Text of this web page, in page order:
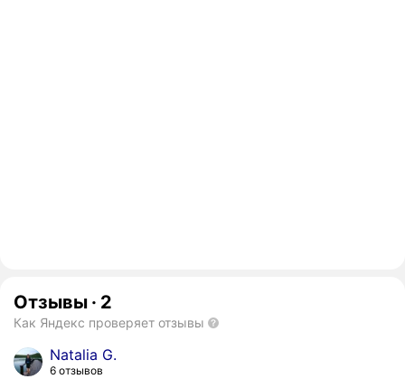
Отзывы · 2
Как Яндекс проверяет отзывы
Natalia G.
6 отзывов